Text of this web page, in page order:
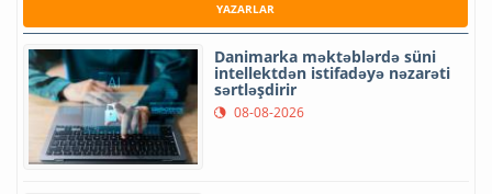
YAZARLAR
Danimarka məktəblərdə süni
intellektdən istifadəyə nəzarəti
sərtləşdirir
08-08-2026